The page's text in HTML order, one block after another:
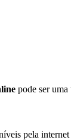
pode ser uma
pela